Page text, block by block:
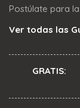
Postúlate para
Ver todas las
GRATIS: